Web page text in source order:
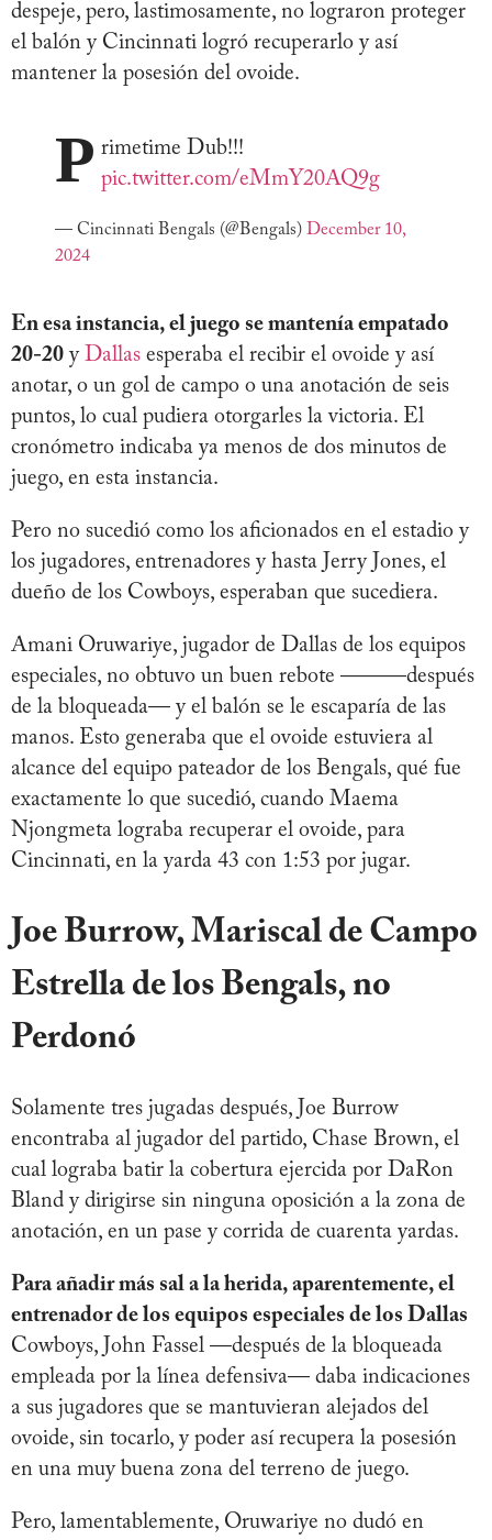
despeje, pero, lastimosamente, no lograron proteger
el balón y Cincinnati logró recuperarlo y así
mantener la posesión del ovoide.
P rimetime Dub!!!
pic.twitter.com/eMmY20AQ9g
— Cincinnati Bengals (@Bengals) December 10,
2024
En esa instancia, el juego se mantenía empatado
20-20 y Dallas esperaba el recibir el ovoide y así
anotar, o un gol de campo o una anotación de seis
puntos, lo cual pudiera otorgarles la victoria. El
cronómetro indicaba ya menos de dos minutos de
juego, en esta instancia.
Pero no sucedió como los aficionados en el estadio y
los jugadores, entrenadores y hasta Jerry Jones, el
dueño de los Cowboys, esperaban que sucediera.
Amani Oruwariye, jugador de Dallas de los equipos
especiales, no obtuvo un buen rebote ———después
de la bloqueada— y el balón se le escaparía de las
manos. Esto generaba que el ovoide estuviera al
alcance del equipo pateador de los Bengals, qué fue
exactamente lo que sucedió, cuando Maema
Njongmeta lograba recuperar el ovoide, para
Cincinnati, en la yarda 43 con 1:53 por jugar.
Joe Burrow, Mariscal de Campo
Estrella de los Bengals, no
Perdonó
Solamente tres jugadas después, Joe Burrow
encontraba al jugador del partido, Chase Brown, el
cual lograba batir la cobertura ejercida por DaRon
Bland y dirigirse sin ninguna oposición a la zona de
anotación, en un pase y corrida de cuarenta yardas.
Para añadir más sal a la herida, aparentemente, el
entrenador de los equipos especiales de los Dallas
Cowboys, John Fassel —después de la bloqueada
empleada por la línea defensiva— daba indicaciones
a sus jugadores que se mantuvieran alejados del
ovoide, sin tocarlo, y poder así recupera la posesión
en una muy buena zona del terreno de juego.
Pero, lamentablemente, Oruwariye no dudó en